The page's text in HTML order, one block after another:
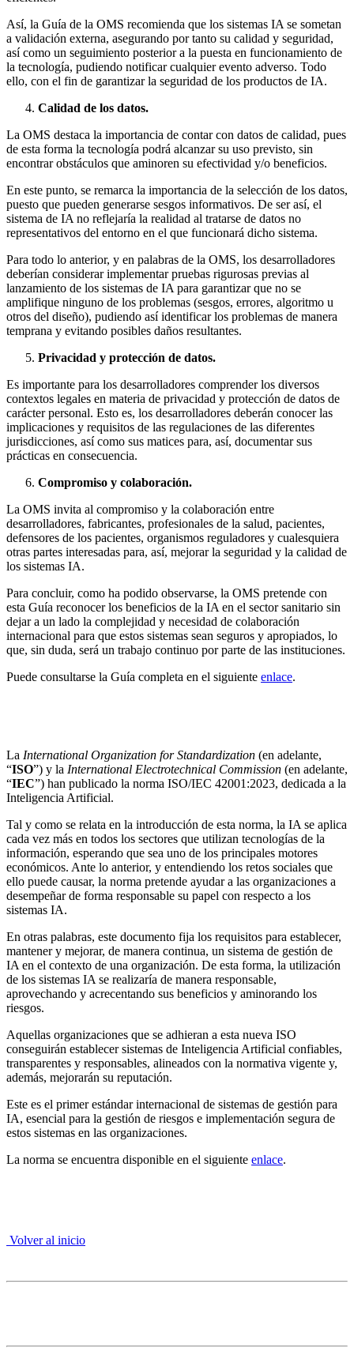
Así, la Guía de la OMS recomienda que los sistemas IA se sometan
a validación externa, asegurando por tanto su calidad y seguridad,
así como un seguimiento posterior a la puesta en funcionamiento de
la tecnología, pudiendo notificar cualquier evento adverso. Todo
ello, con el fin de garantizar la seguridad de los productos de IA.
Calidad de los datos.
La OMS destaca la importancia de contar con datos de calidad, pues
de esta forma la tecnología podrá alcanzar su uso previsto, sin
encontrar obstáculos que aminoren su efectividad y/o beneficios.
En este punto, se remarca la importancia de la selección de los datos,
puesto que pueden generarse sesgos informativos. De ser así, el
sistema de IA no reflejaría la realidad al tratarse de datos no
representativos del entorno en el que funcionará dicho sistema.
Para todo lo anterior, y en palabras de la OMS, los desarrolladores
deberían considerar implementar pruebas rigurosas previas al
lanzamiento de los sistemas de IA para garantizar que no se
amplifique ninguno de los problemas (sesgos, errores, algoritmo u
otros del diseño), pudiendo así identificar los problemas de manera
temprana y evitando posibles daños resultantes.
Privacidad y protección de datos.
Es importante para los desarrolladores comprender los diversos
contextos legales en materia de privacidad y protección de datos de
carácter personal. Esto es, los desarrolladores deberán conocer las
implicaciones y requisitos de las regulaciones de las diferentes
jurisdicciones, así como sus matices para, así, documentar sus
prácticas en consecuencia.
Compromiso y colaboración.
La OMS invita al compromiso y la colaboración entre
desarrolladores, fabricantes, profesionales de la salud, pacientes,
defensores de los pacientes, organismos reguladores y cualesquiera
otras partes interesadas para, así, mejorar la seguridad y la calidad de
los sistemas IA.
Para concluir, como ha podido observarse, la OMS pretende con
esta Guía reconocer los beneficios de la IA en el sector sanitario sin
dejar a un lado la complejidad y necesidad de colaboración
internacional para que estos sistemas sean seguros y apropiados, lo
que, sin duda, será un trabajo continuo por parte de las instituciones.
Puede consultarse la Guía completa en el siguiente enlace.
La International Organization for Standardization (en adelante,
“ISO”) y la International Electrotechnical Commission (en adelante,
“IEC”) han publicado la norma ISO/IEC 42001:2023, dedicada a la
Inteligencia Artificial.
Tal y como se relata en la introducción de esta norma, la IA se aplica
cada vez más en todos los sectores que utilizan tecnologías de la
información, esperando que sea uno de los principales motores
económicos. Ante lo anterior, y entendiendo los retos sociales que
ello puede causar, la norma pretende ayudar a las organizaciones a
desempeñar de forma responsable su papel con respecto a los
sistemas IA.
En otras palabras, este documento fija los requisitos para establecer,
mantener y mejorar, de manera continua, un sistema de gestión de
IA en el contexto de una organización. De esta forma, la utilización
de los sistemas IA se realizaría de manera responsable,
aprovechando y acrecentando sus beneficios y aminorando los
riesgos.
Aquellas organizaciones que se adhieran a esta nueva ISO
conseguirán establecer sistemas de Inteligencia Artificial confiables,
transparentes y responsables, alineados con la normativa vigente y,
además, mejorarán su reputación.
Este es el primer estándar internacional de sistemas de gestión para
IA, esencial para la gestión de riesgos e implementación segura de
estos sistemas en las organizaciones.
La norma se encuentra disponible en el siguiente enlace.
Volver al inicio